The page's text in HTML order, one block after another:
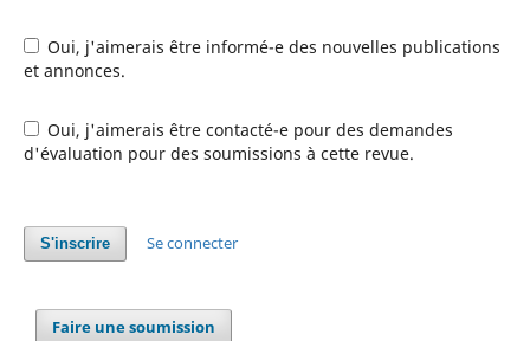
Oui, j'aimerais être informé-e des nouvelles publications
et annonces.
Oui, j'aimerais être contacté-e pour des demandes
d'évaluation pour des soumissions à cette revue.
S'inscrire Se connecter
Faire une soumission